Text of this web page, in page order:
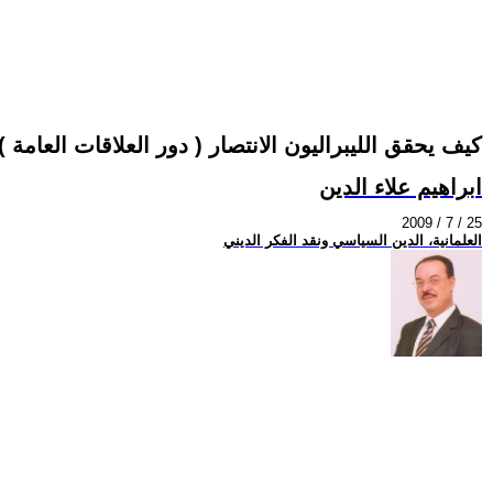
كيف يحقق الليبراليون الانتصار ( دور العلاقات العامة )
ابراهيم علاء الدين
2009 / 7 / 25
العلمانية، الدين السياسي ونقد الفكر الديني